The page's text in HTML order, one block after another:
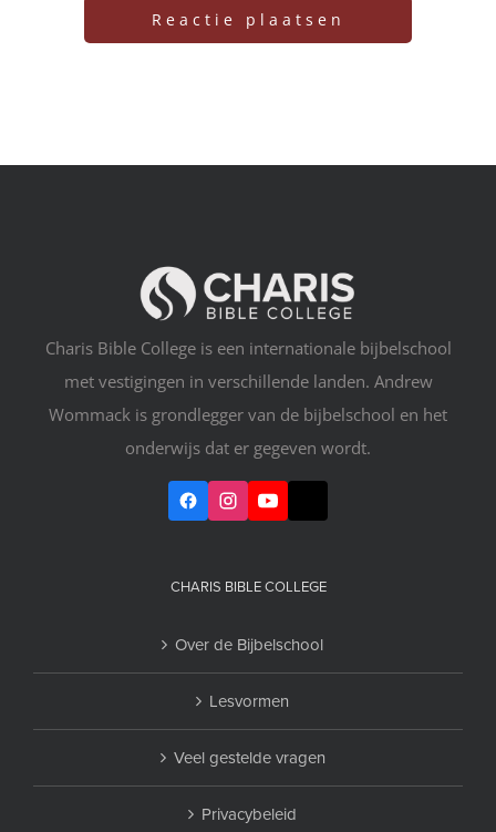
Charis Bible College is een internationale bijbelschool
met vestigingen in verschillende landen. Andrew
Wommack is grondlegger van de bijbelschool en het
onderwijs dat er gegeven wordt.
CHARIS BIBLE COLLEGE
Over de Bijbelschool
Lesvormen
Veel gestelde vragen
Privacybeleid